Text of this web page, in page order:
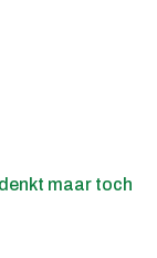
maar toch